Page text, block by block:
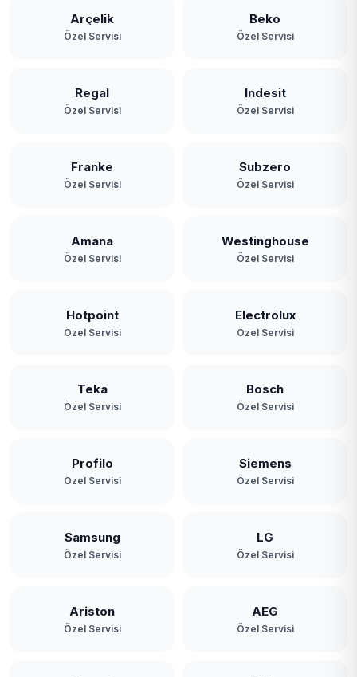
Yassıören
Yeniköy
Arçelik
Özel Servisi
Beko
Özel Servisi
Regal
Özel Servisi
Indesit
Özel Servisi
Franke
Özel Servisi
Subzero
Özel Servisi
Amana
Özel Servisi
Westinghouse
Özel Servisi
Hotpoint
Özel Servisi
Electrolux
Özel Servisi
Teka
Özel Servisi
Bosch
Özel Servisi
Profilo
Özel Servisi
Siemens
Özel Servisi
Samsung
Özel Servisi
LG
Özel Servisi
Ariston
Özel Servisi
AEG
Özel Servisi